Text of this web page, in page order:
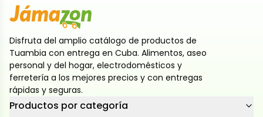
Disfruta del amplio catálogo de productos de
Tuambia con entrega en Cuba. Alimentos, aseo
personal y del hogar, electrodomésticos y
ferretería a los mejores precios y con entregas
rápidas y seguras.
Productos por categoría